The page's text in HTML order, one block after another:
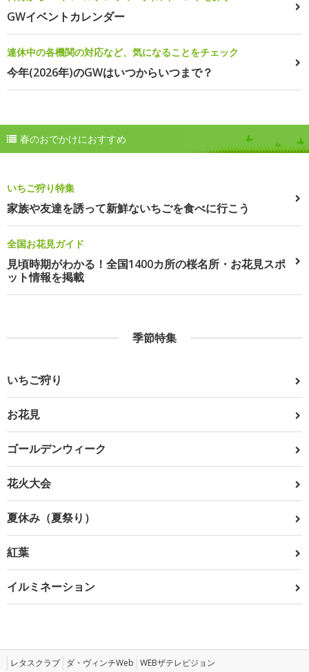
GWイベントカレンダー
連休中の各機関の対応など、気になることをチェック
今年(2026年)のGWはいつからいつまで？
春のおでかけにおすすめ
いちご狩り特集
家族や友達を誘って新鮮ないちごを食べに行こう
全国お花見ガイド
見頃時期がわかる！全国1400カ所の桜名所・お花見スポ
ット情報を掲載
季節特集
いちご狩り
お花見
ゴールデンウィーク
花火大会
夏休み（夏祭り）
紅葉
イルミネーション
レタスクラブ ダ・ヴィンチWeb WEBザテレビジョン